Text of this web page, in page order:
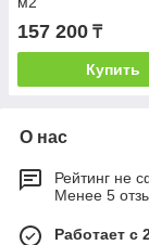
157 200 ₸
Купить
О нас
Рейтинг не
Менее 5
Работает с